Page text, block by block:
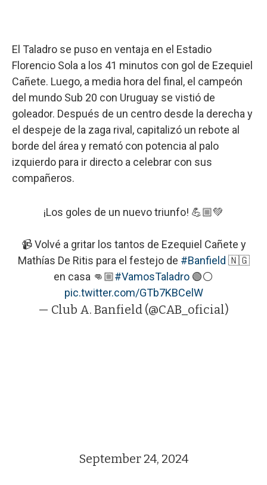
El Taladro se puso en ventaja en el Estadio
Florencio Sola a los 41 minutos con gol de Ezequiel
Cañete. Luego, a media hora del final, el campeón
del mundo Sub 20 con Uruguay se vistió de
goleador. Después de un centro desde la derecha y
el despeje de la zaga rival, capitalizó un rebote al
borde del área y remató con potencia al palo
izquierdo para ir directo a celebrar con sus
compañeros.
¡Los goles de un nuevo triunfo! 💪🏼💚
📹 Volvé a gritar los tantos de Ezequiel Cañete y
Mathías De Ritis para el festejo de #Banfield 🇳🇬
en casa 👊🏼#VamosTaladro 🟢⚪️
pic.twitter.com/GTb7KBCelW
— Club A. Banfield (@CAB_oficial)
September 24, 2024